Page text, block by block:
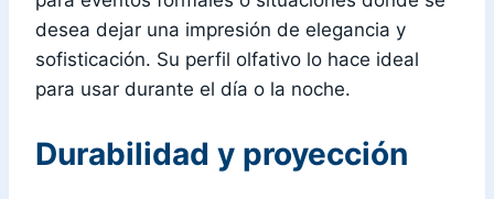
desea dejar una impresión de elegancia y
sofisticación. Su perfil olfativo lo hace ideal
para usar durante el día o la noche.
Durabilidad y proyección